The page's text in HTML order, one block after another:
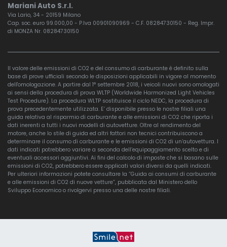
Mariani Auto S.r.l.
Via Lario, 34 - 20159 Milano
Cap. soc. euro 99.000,00 - P.Iva 00901090969 - C.F. 08284730150 - Reg. Impr.
di MONZA Nr. 08284730150
Il valore delle emissioni di CO2 e del consumo di carburante è definito sulla
base di prove ufficiali secondo le disposizioni applicabili in vigore al momento
dell'omologazione. A partire dal 1° settembre 2018, i veicoli nuovi sono omologati
ai sensi della procedura di prova WLTP (Worldwide Harmonized Light Vehicles
Test Procedure). La procedura WLTP sostituisce il ciclo NEDC, la procedura di
prova precedentemente utilizzata. E’ disponibile presso le nostre filiali una
guida relativa al risparmio di carburante e alle emissioni di CO2 che riporta i
dati inerenti a tutti i nuovi modelli di autovetture. Oltre al rendimento del
motore, anche lo stile di guida ed altri fattori non tecnici contribuiscono a
determinare il consumo di carburante e le emissioni di CO2 di un’autovettura. I
dati indicati potrebbero variare a seconda dell’equipaggiamento scelto e di
eventuali accessori aggiuntivi. Ai fini del calcolo di imposte che si basano sulle
emissioni di CO2, potrebbero essere applicati valori diversi da quelli indicati.
Per ulteriori informazioni potete consultare la “Guida ai consumi di carburante
e alle emissioni di CO2 di nuove vetture”, pubblicata dal Ministero dello
Sviluppo Economico o rivolgervi presso una delle nostre filiali.